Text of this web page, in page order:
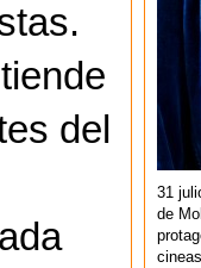
del
31
de